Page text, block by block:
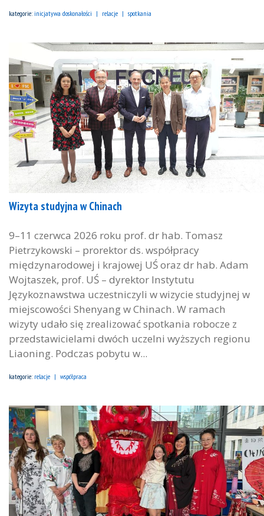
kategorie: inicjatywa doskonałości relacje spotkania
Wizyta studyjna w Chinach
9–11 czerwca 2026 roku prof. dr hab. Tomasz
Pietrzykowski – prorektor ds. współpracy
międzynarodowej i krajowej UŚ oraz dr hab. Adam
Wojtaszek, prof. UŚ – dyrektor Instytutu
Językoznawstwa uczestniczyli w wizycie studyjnej w
miejscowości Shenyang w Chinach. W ramach
wizyty udało się zrealizować spotkania robocze z
przedstawicielami dwóch uczelni wyższych regionu
Liaoning. Podczas pobytu w...
kategorie: relacje współpraca